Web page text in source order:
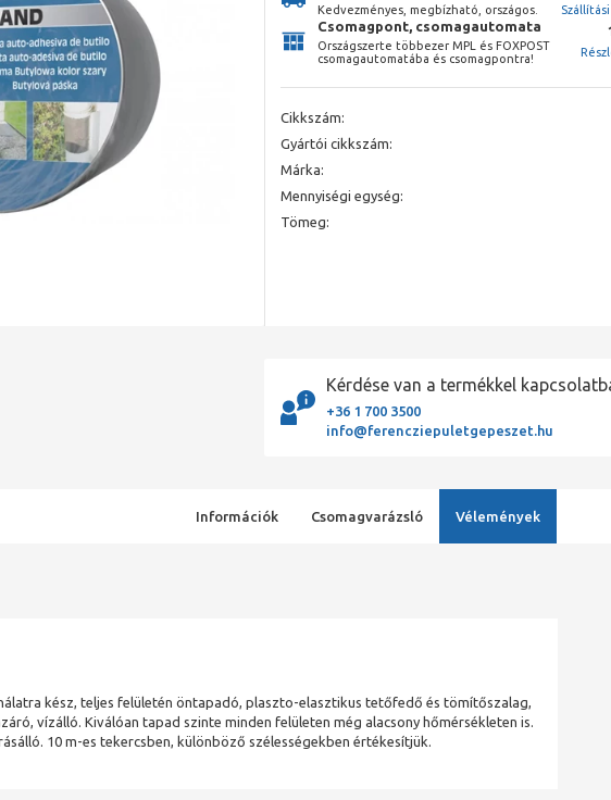
Kedvezményes, megbízható, országos.
Csomagpont, csomagautomata
Országszerte többezer MPL és FOXPOST
csomagautomatába és csomagpontra!
Cikkszám:
Gyártói cikkszám:
Márka:
Mennyiségi egység:
Tömeg:
Kérdése van a termékkel
+36 1 700 3500
info@ferencziepuletgepeszet.hu
Információk Csomagvarázsló Vélemények
kész, teljes felületén öntapadó, plaszto-elasztikus tetőfedő és tömítőszalag,
vízálló. Kiválóan tapad szinte minden felületen még alacsony hőmérsékleten is.
10 m-es tekercsben, különböző szélességekben értékesítjük.